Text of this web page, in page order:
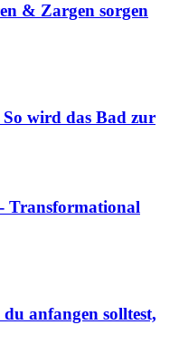
& Zargen sorgen
So wird das Bad zur
Transformational
anfangen solltest,